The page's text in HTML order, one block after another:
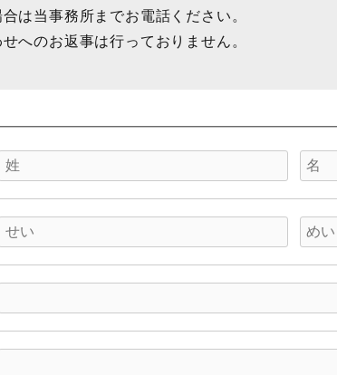
は当事務所までお電話ください。
へのお返事は行っておりません。